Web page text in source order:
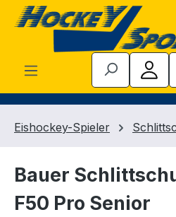
Zum Hauptinhalt springen
Eishockey-Spieler
Bauer
F50 Pro Senior